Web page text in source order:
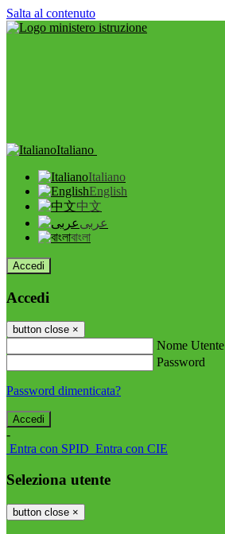
Salta al contenuto
Italiano
Italiano
English
中文
عربى
বাংলা
Accedi
Accedi
button close ×
Nome Utente
Password
Password dimenticata?
-
Entra con SPID Entra con CIE
Seleziona utente
button close ×